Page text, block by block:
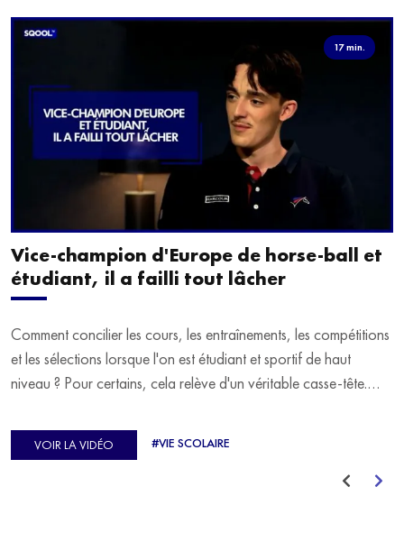
17 min.
Vice-champion d'Europe de horse-ball et
étudiant, il a failli tout lâcher
Comment concilier les cours, les entraînements, les compétitions
et les sélections lorsque l'on est étudiant et sportif de haut
niveau ? Pour certains, cela relève d'un véritable casse-tête.
d'Europe de Horse-ball, qui a failli abandonner ses études
avant de trouver un nouvel équilibre.
VOIR LA VIDÉO #VIE SCOLAIRE